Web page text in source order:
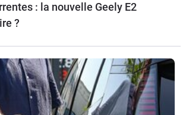
: la nouvelle Geely E2
?